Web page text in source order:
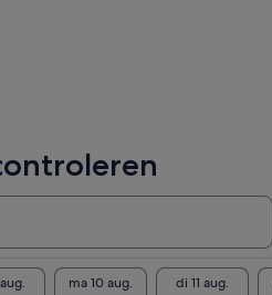
ma 10 aug. di 11 aug.